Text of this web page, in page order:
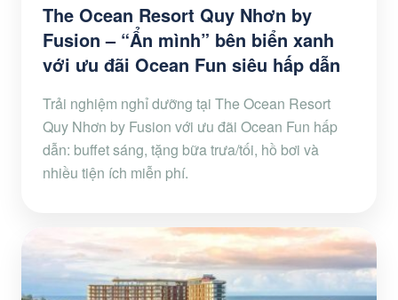
The Ocean Resort Quy Nhơn by
Fusion – “Ẩn mình” bên biển xanh
với ưu đãi Ocean Fun siêu hấp dẫn
Trải nghiệm nghỉ dưỡng tại The Ocean Resort
Quy Nhơn by Fusion với ưu đãi Ocean Fun hấp
dẫn: buffet sáng, tặng bữa trưa/tối, hồ bơi và
nhiều tiện ích miễn phí.